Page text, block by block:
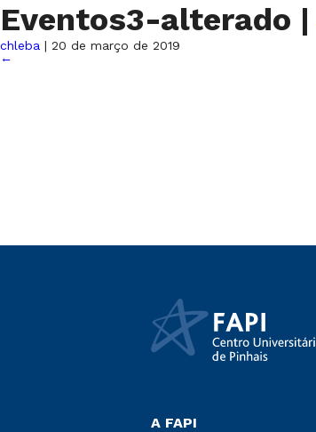
Eventos3-alterado |
chleba | 20 de março de 2019
←
A FAPI